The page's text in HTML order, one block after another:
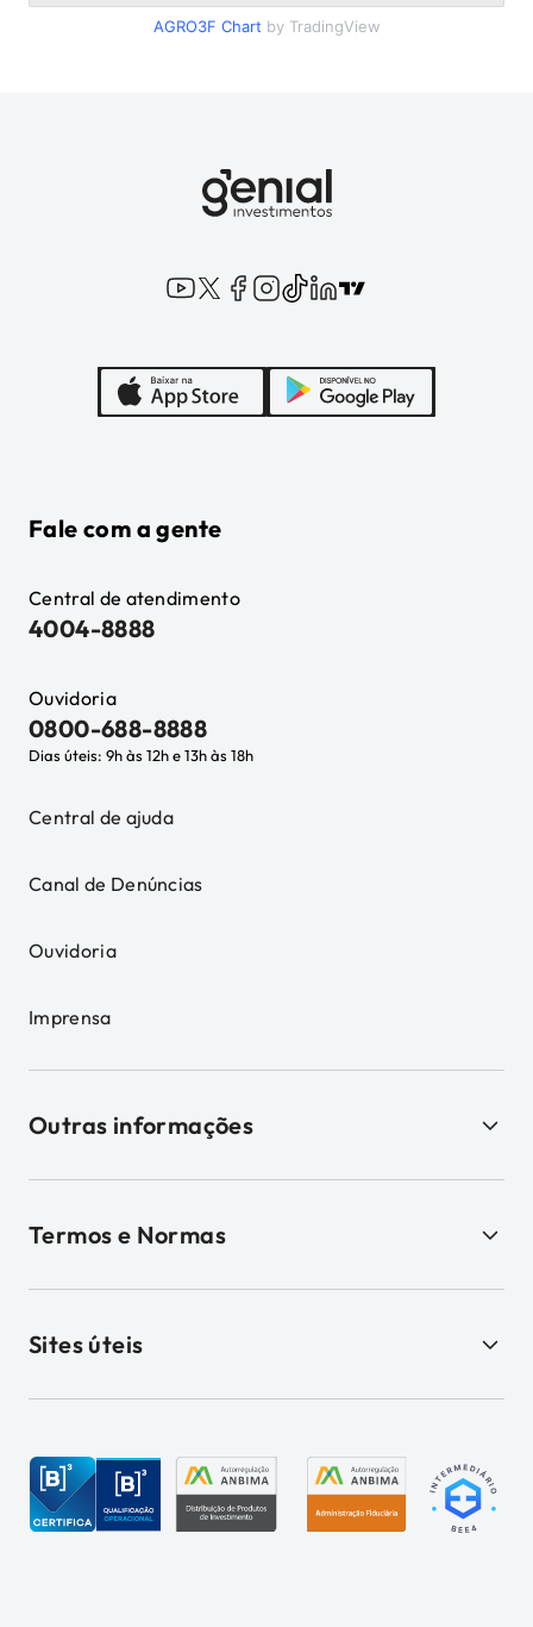
AGRO3F Chart by TradingView
Fale com a gente
Central de atendimento
4004-8888
Ouvidoria
0800-688-8888
Dias úteis: 9h às 12h e 13h às 18h
Central de ajuda
Canal de Denúncias
Ouvidoria
Imprensa
Outras informações
Termos e Normas
Sites úteis